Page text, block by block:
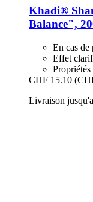
Khadi®
Balance",
En cas
Effet
CHF 15.10
Livraison